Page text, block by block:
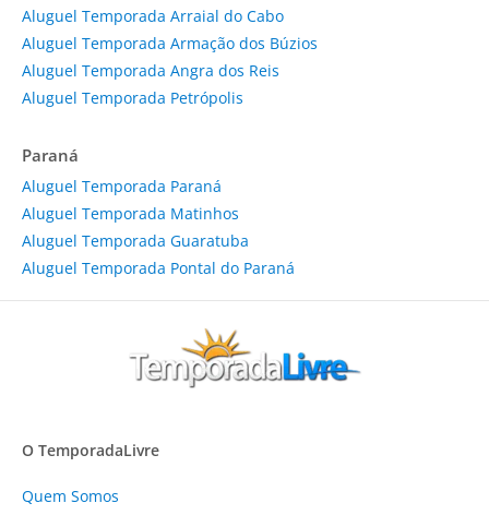
Aluguel Temporada Arraial do Cabo
Aluguel Temporada Armação dos Búzios
Aluguel Temporada Angra dos Reis
Aluguel Temporada Petrópolis
Paraná
Aluguel Temporada Paraná
Aluguel Temporada Matinhos
Aluguel Temporada Guaratuba
Aluguel Temporada Pontal do Paraná
O TemporadaLivre
Quem Somos